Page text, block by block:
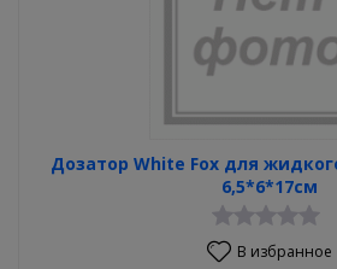
Дозатор White Fox для
6,5*6*17см
В избранное